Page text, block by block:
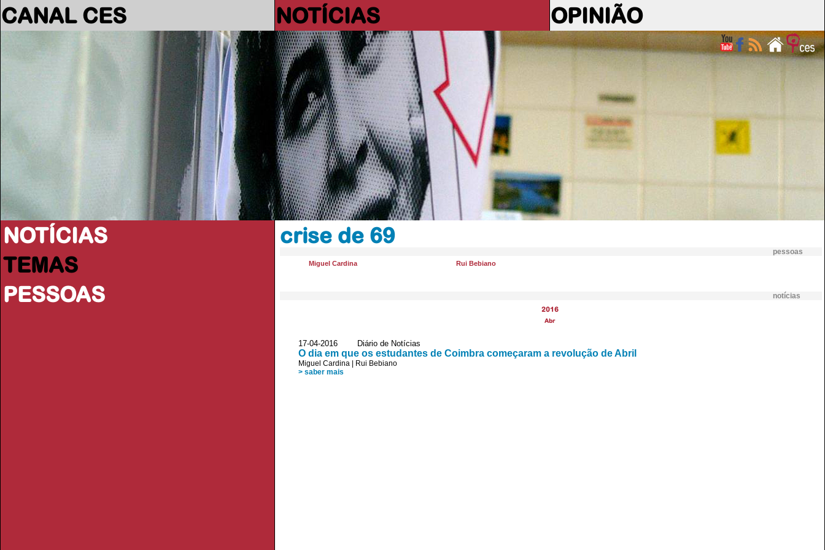
CANAL CES NOTÍCIAS OPINIÃO
NOTÍCIAS
TEMAS
PESSOAS
crise de 69
pessoas
Miguel Cardina Rui Bebiano
notícias
2016
Abr
17-04-2016 Diário de Notícias
O dia em que os estudantes de Coimbra começaram a revolução de Abril
Miguel Cardina
Rui Bebiano
> saber mais